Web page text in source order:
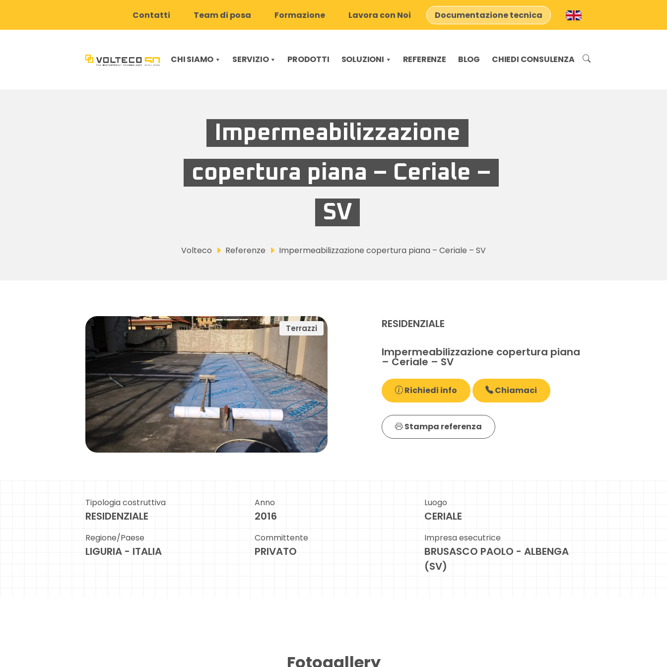
Contatti Team di posa Formazione Lavora con Noi Documentazione tecnica
CHI SIAMO SERVIZIO PRODOTTI SOLUZIONI REFERENZE BLOG CHIEDI CONSULENZA
Impermeabilizzazione
copertura piana – Ceriale –
SV
Volteco Referenze Impermeabilizzazione copertura piana – Ceriale – SV
Terrazzi RESIDENZIALE
Impermeabilizzazione copertura piana
– Ceriale – SV
Richiedi info Chiamaci
Stampa referenza
Tipologia costruttiva
RESIDENZIALE
Anno
2016
Luogo
CERIALE
Regione/Paese
LIGURIA - ITALIA
Committente
PRIVATO
Impresa esecutrice
BRUSASCO PAOLO - ALBENGA
(SV)
Fotogallery